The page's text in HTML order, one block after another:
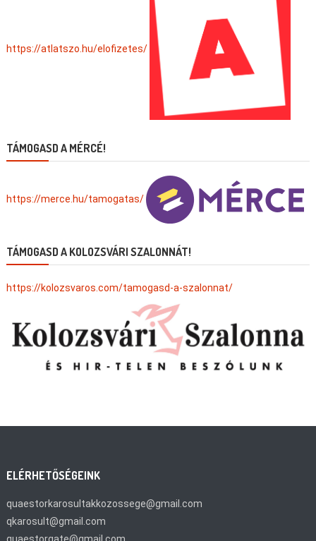
https://atlatszo.hu/elofizetes/
TÁMOGASD A MÉRCÉ!
https://merce.hu/tamogatas/
TÁMOGASD A KOLOZSVÁRI SZALONNÁT!
https://kolozsvaros.com/tamogasd-a-szalonnat/
ELÉRHETŐSÉGEINK
quaestorkarosultakkozossege@gmail.com
qkarosult@gmail.com